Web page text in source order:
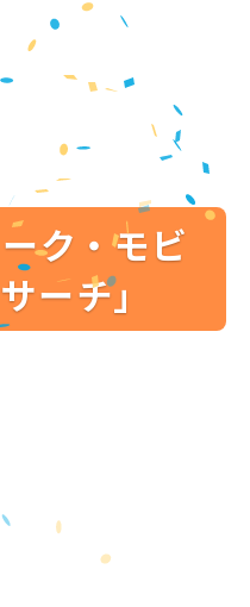
ク・モビ
ーチ」